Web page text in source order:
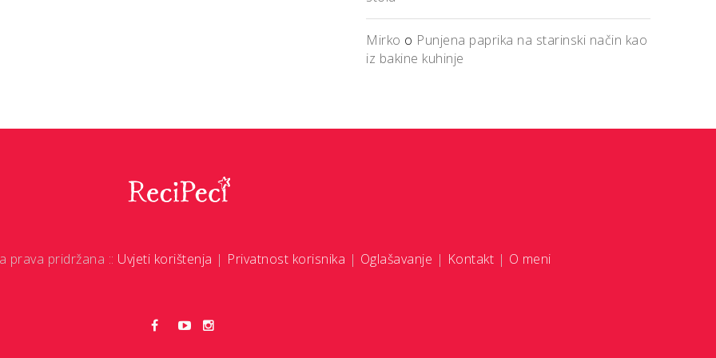
Mirko o Punjena paprika na starinski način kao
iz bakine kuhinje
prava pridržana :: Uvjeti korištenja | Privatnost korisnika | Oglašavanje | Kontakt | O meni